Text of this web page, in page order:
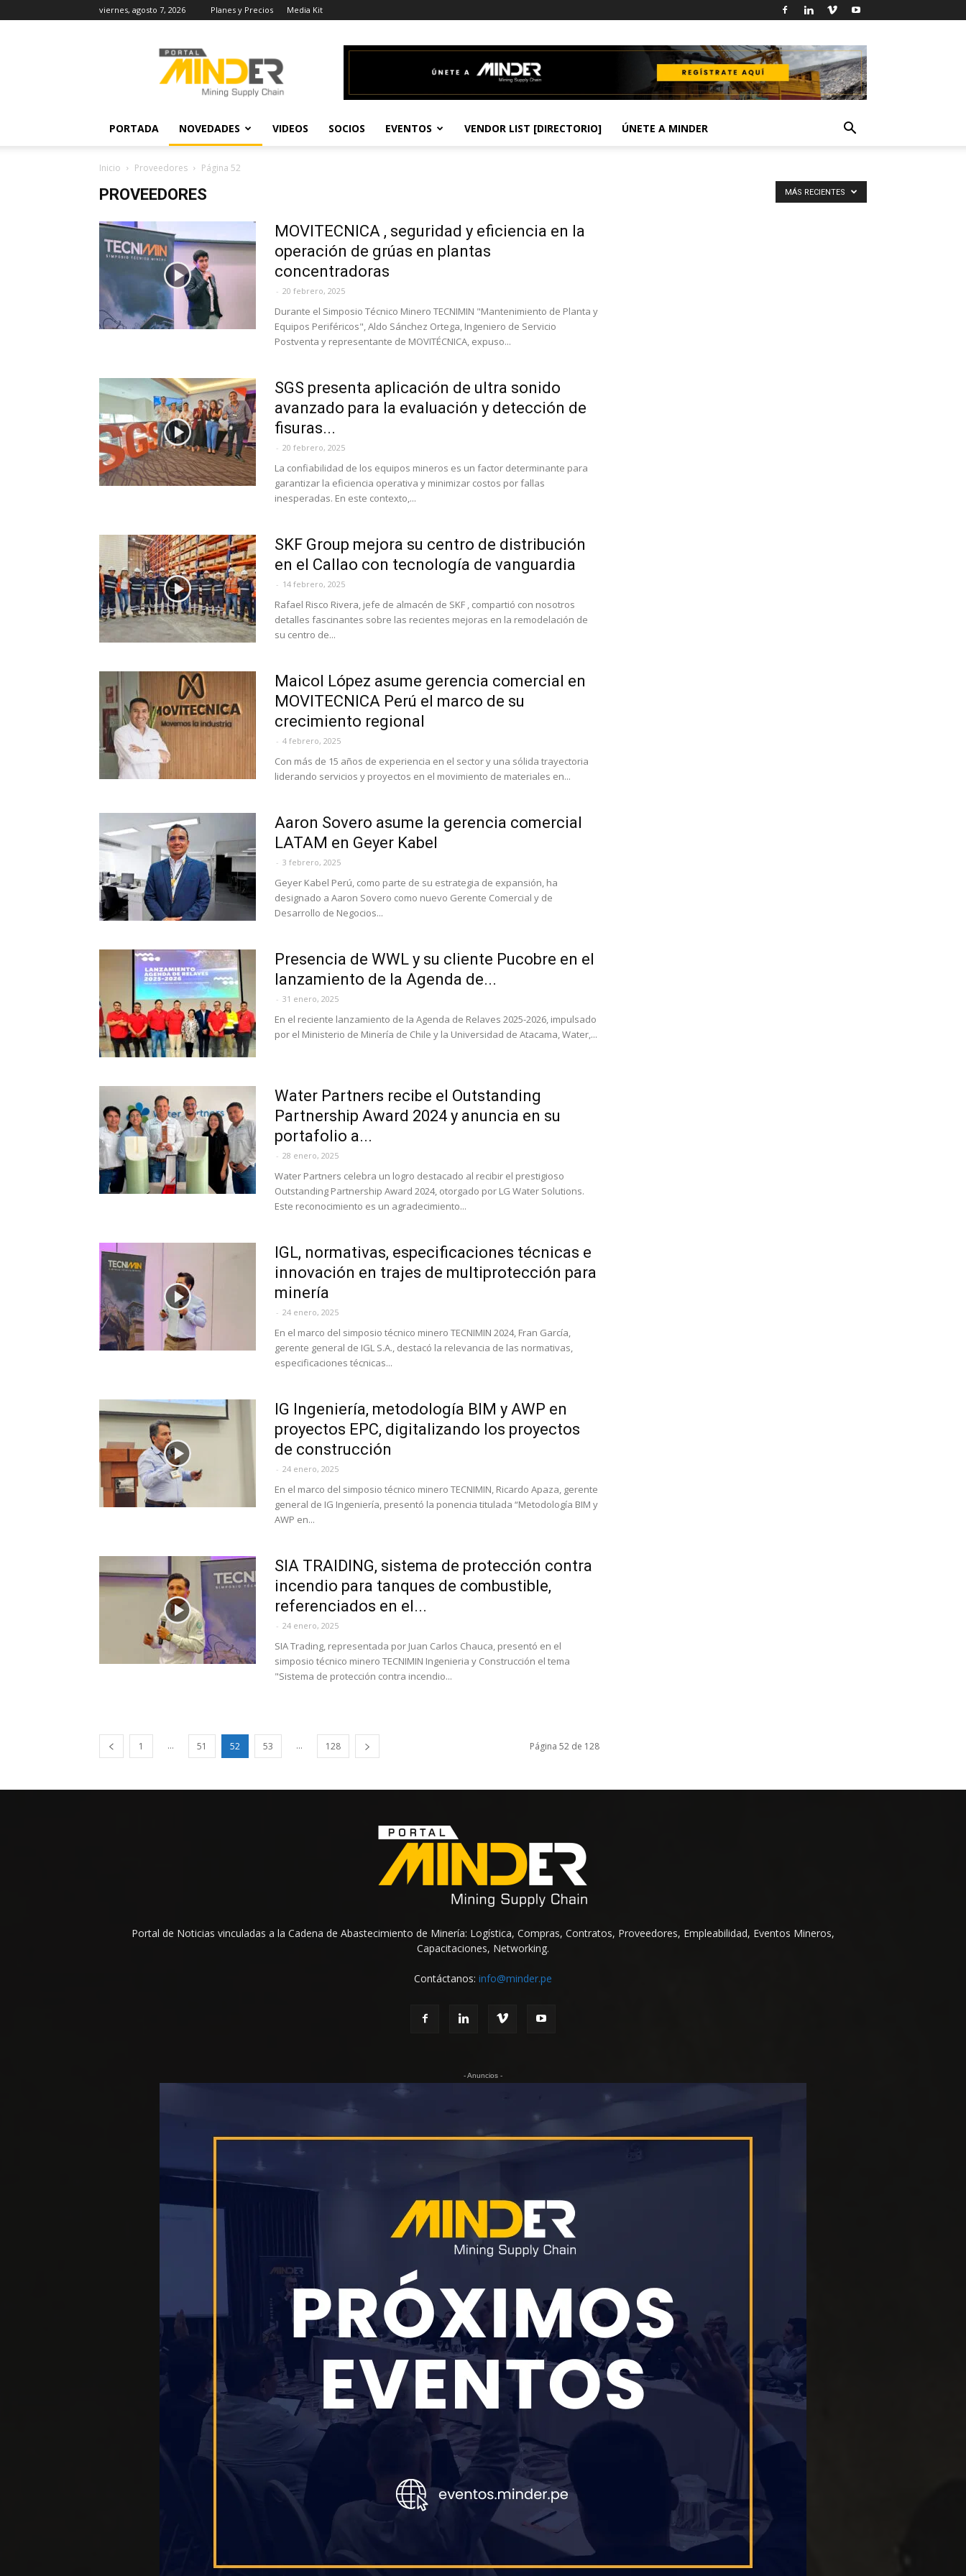
viernes, agosto 7, 2026 Planes y Precios Media Kit
Actualidad
Minera
PORTADA NOVEDADES VIDEOS SOCIOS EVENTOS VENDOR LIST [DIRECTORIO] ÚNETE A MINDER
Inicio Proveedores Página 52
PROVEEDORES MÁS RECIENTES
MOVITECNICA , seguridad y eficiencia en la
operación de grúas en plantas
concentradoras
- 20 febrero, 2025
Durante el Simposio Técnico Minero TECNIMIN "Mantenimiento de Planta y
Equipos Periféricos", Aldo Sánchez Ortega, Ingeniero de Servicio
Postventa y representante de MOVITÉCNICA, expuso...
SGS presenta aplicación de ultra sonido
avanzado para la evaluación y detección de
fisuras...
- 20 febrero, 2025
La confiabilidad de los equipos mineros es un factor determinante para
garantizar la eficiencia operativa y minimizar costos por fallas
inesperadas. En este contexto,...
SKF Group mejora su centro de distribución
en el Callao con tecnología de vanguardia
- 14 febrero, 2025
Rafael Risco Rivera, jefe de almacén de SKF , compartió con nosotros
detalles fascinantes sobre las recientes mejoras en la remodelación de
su centro de...
Maicol López asume gerencia comercial en
MOVITECNICA Perú el marco de su
crecimiento regional
- 4 febrero, 2025
Con más de 15 años de experiencia en el sector y una sólida trayectoria
liderando servicios y proyectos en el movimiento de materiales en...
Aaron Sovero asume la gerencia comercial
LATAM en Geyer Kabel
- 3 febrero, 2025
Geyer Kabel Perú, como parte de su estrategia de expansión, ha
designado a Aaron Sovero como nuevo Gerente Comercial y de
Desarrollo de Negocios...
Presencia de WWL y su cliente Pucobre en el
lanzamiento de la Agenda de...
- 31 enero, 2025
En el reciente lanzamiento de la Agenda de Relaves 2025-2026, impulsado
por el Ministerio de Minería de Chile y la Universidad de Atacama, Water,...
Water Partners recibe el Outstanding
Partnership Award 2024 y anuncia en su
portafolio a...
- 28 enero, 2025
Water Partners celebra un logro destacado al recibir el prestigioso
Outstanding Partnership Award 2024, otorgado por LG Water Solutions.
Este reconocimiento es un agradecimiento...
IGL, normativas, especificaciones técnicas e
innovación en trajes de multiprotección para
minería
- 24 enero, 2025
En el marco del simposio técnico minero TECNIMIN 2024, Fran García,
gerente general de IGL S.A., destacó la relevancia de las normativas,
especificaciones técnicas...
IG Ingeniería, metodología BIM y AWP en
proyectos EPC, digitalizando los proyectos
de construcción
- 24 enero, 2025
En el marco del simposio técnico minero TECNIMIN, Ricardo Apaza, gerente
general de IG Ingeniería, presentó la ponencia titulada “Metodología BIM y
AWP en...
SIA TRAIDING, sistema de protección contra
incendio para tanques de combustible,
referenciados en el...
- 24 enero, 2025
SIA Trading, representada por Juan Carlos Chauca, presentó en el
simposio técnico minero TECNIMIN Ingenieria y Construcción el tema
"Sistema de protección contra incendio...
1 ... 51 52 53 ... 128 Página 52 de 128
Portal de Noticias vinculadas a la Cadena de Abastecimiento de Minería: Logística, Compras, Contratos, Proveedores, Empleabilidad, Eventos Mineros,
Capacitaciones, Networking.
Contáctanos: info@minder.pe
- Anuncios -